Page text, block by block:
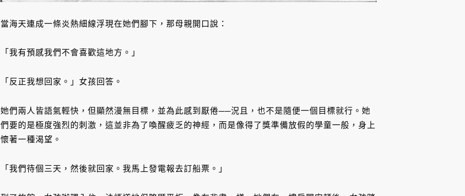
當海天連成一條炎熱細線浮現在她們腳下，那母親開口說：
「我有預感我們不會喜歡這地方。」
「反正我想回家。」女孩回答。
她們兩人皆語氣輕快，但顯然漫無目標，並為此感到厭倦──況且，也不是隨便一個目標就行。她
們要的是極度強烈的刺激，這並非為了喚醒疲乏的神經，而是像得了獎準備放假的學童一般，身上
懷著一種渴望。
「我們待個三天，然後就回家。我馬上發電報去訂船票。」